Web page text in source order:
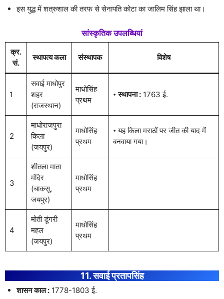
इस युद्ध में शत्रुशाल की तरफ से सेनापति कोटा का जालिम सिंह झाला था।
सांस्कृतिक उपलब्धियां
क्र.
सं.
स्थापत्य कला संस्थापक विशेष
1
सवाई माधोपुर
शहर
(राजस्थान)
माधोसिंह
प्रथम
𑇐स्थापना : 1763 ई.
2
माधोराजपुरा
किला
(जयपुर)
माधोसिंह
प्रथम
𑇐 यह किला मराठों पर जीत की याद में
बनवाया गया।
3
शीतला माता
मंदिर
(चाकसू,
जयपुर)
माधोसिंह
प्रथम
4
मोती डूंगरी
महल
(जयपुर)
माधोसिंह
प्रथम
11. सवाई प्रतापसिंह
शासन काल :1778-1803 ई.